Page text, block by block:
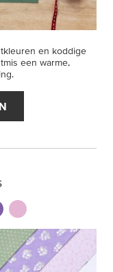
en koddige
een warme,